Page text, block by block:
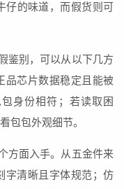
仔的味道，而假货则可
鉴别，可以从以下几方
品芯片数据稳定且能被
身份相符；若读取困
包包外观细节。
方面入手。从五金件来
字清晰且字体规范；仿